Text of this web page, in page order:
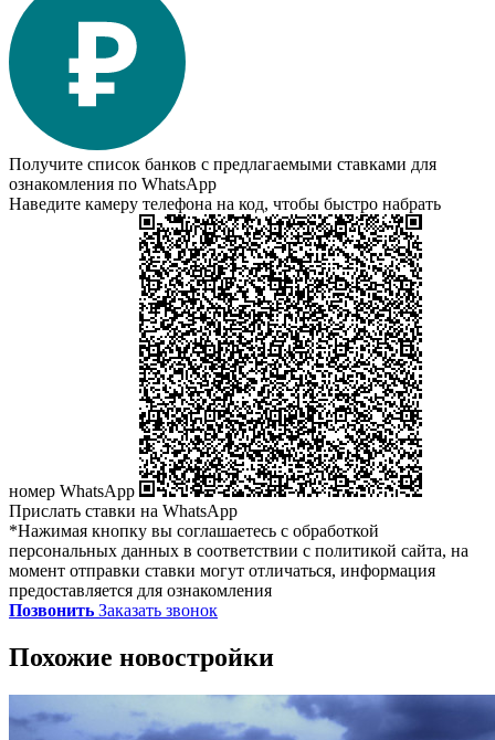
Получите список банков с предлагаемыми ставками для
ознакомления по WhatsApp
Наведите камеру телефона на код, чтобы быстро набрать
номер WhatsApp
Прислать ставки на WhatsApp
*Нажимая кнопку вы соглашаетесь с обработкой
персональных данных в соответствии с политикой сайта, на
момент отправки ставки могут отличаться, информация
предоставляется для ознакомления
Позвонить Заказать звонок
Похожие новостройки